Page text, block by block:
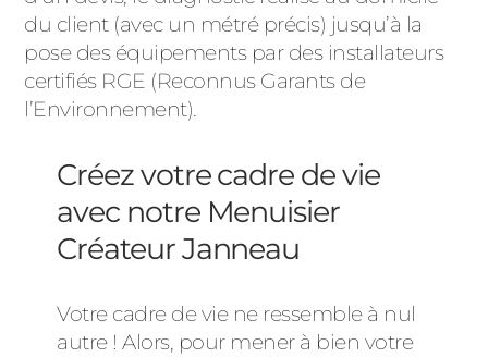
du client (avec un métré précis) jusqu’à la
pose des équipements par des installateurs
certifiés RGE (Reconnus Garants de
l’Environnement).
Créez votre cadre de vie
avec notre Menuisier
Créateur Janneau
Votre cadre de vie ne ressemble à nul
autre ! Alors, pour mener à bien votre